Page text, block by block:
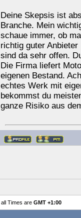
Deine Skepsis ist
Branche. Mein
schaue immer, ob
richtig guter
sind da sehr offen.
Die Firma liefert
eigenen Bestand.
echtes Werk mit
bekommst du
ganze Risiko aus
all Times are GMT +1:00